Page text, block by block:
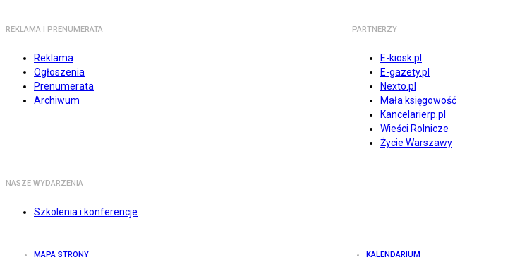
REKLAMA I PRENUMERATA
Reklama
Ogłoszenia
Prenumerata
Archiwum
PARTNERZY
E-kiosk.pl
E-gazety.pl
Nexto.pl
Mała księgowość
Kancelarierp.pl
Wieści Rolnicze
Życie Warszawy
NASZE WYDARZENIA
Szkolenia i konferencje
MAPA STRONY KALENDARIUM